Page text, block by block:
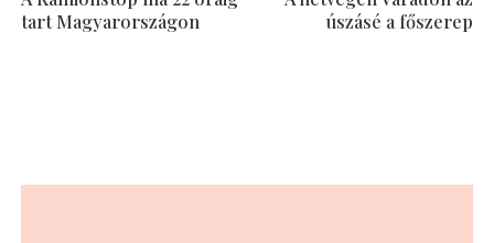
tart Magyarországon
úszásé a főszerep